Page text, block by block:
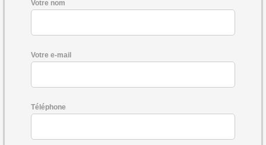
Votre nom
Votre e-mail
Téléphone